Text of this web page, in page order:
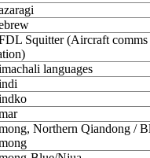
Squitter (Aircraft comms
languages
Northern Qiandong /